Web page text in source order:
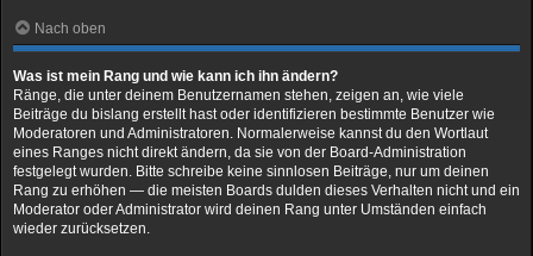
Nach oben
Was ist mein Rang und wie kann ich ihn ändern?
Ränge, die unter deinem Benutzernamen stehen, zeigen an, wie viele
Beiträge du bislang erstellt hast oder identifizieren bestimmte Benutzer wie
Moderatoren und Administratoren. Normalerweise kannst du den Wortlaut
eines Ranges nicht direkt ändern, da sie von der Board-Administration
festgelegt wurden. Bitte schreibe keine sinnlosen Beiträge, nur um deinen
Rang zu erhöhen — die meisten Boards dulden dieses Verhalten nicht und ein
Moderator oder Administrator wird deinen Rang unter Umständen einfach
wieder zurücksetzen.